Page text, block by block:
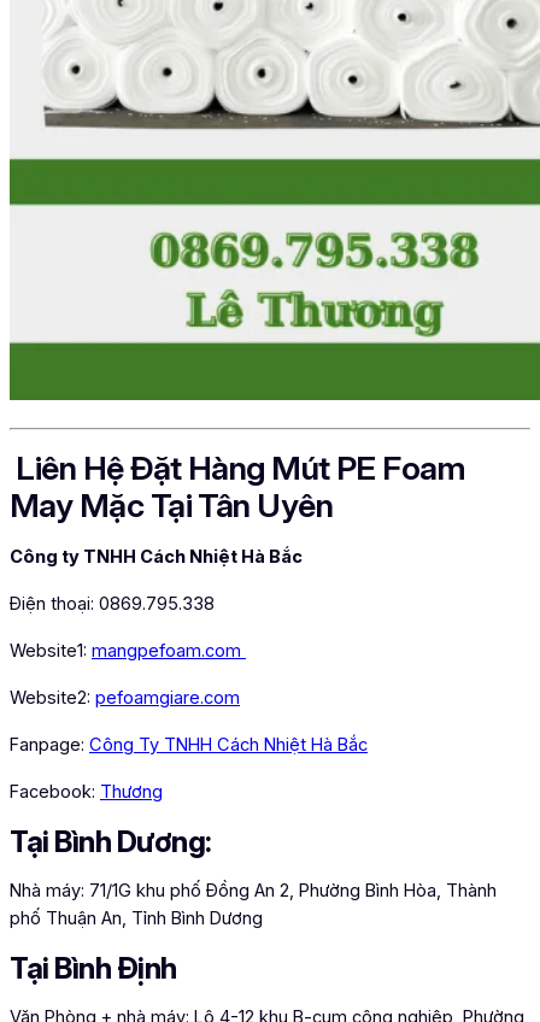
Liên Hệ Đặt Hàng Mút PE Foam
May Mặc Tại Tân Uyên
Công ty TNHH Cách Nhiệt Hà Bắc
Điện thoại: 0869.795.338
Website1: mangpefoam.com
Website2: pefoamgiare.com
Fanpage: Công Ty TNHH Cách Nhiệt Hà Bắc
Facebook: Thương
Tại Bình Dương:
Nhà máy: 71/1G khu phố Đồng An 2, Phường Bình Hòa, Thành
phố Thuận An, Tỉnh Bình Dương
Tại Bình Định
Văn Phòng + nhà máy: Lô 4-12 khu B-cụm công nghiệp, Phường